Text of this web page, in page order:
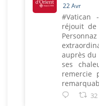
22 Avr
#Vatican
réjouit
auprès du
ses
remercie
32